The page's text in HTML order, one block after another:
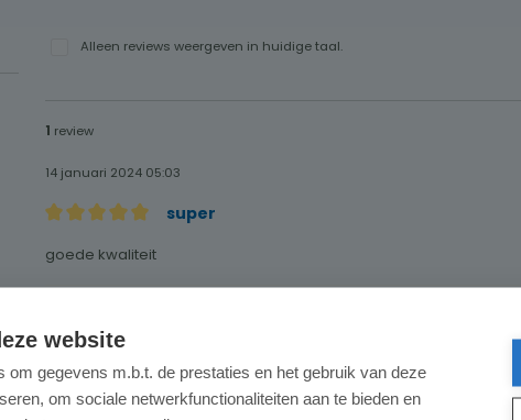
Alleen reviews weergeven in huidige taal.
1 review
14 januari 2024 05:03
super
goede kwaliteit
website
om gegevens m.b.t. de prestaties en het gebruik van deze
om sociale netwerkfunctionaliteiten aan te bieden en